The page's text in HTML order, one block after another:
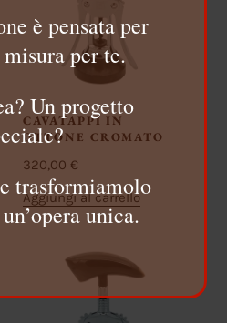
CAVATAPPI IN
OTTONE CROMATO
320,00 €
Aggiungi al carrello
è pensata per
misura per te.
Un progetto
trasformiamolo
unica.